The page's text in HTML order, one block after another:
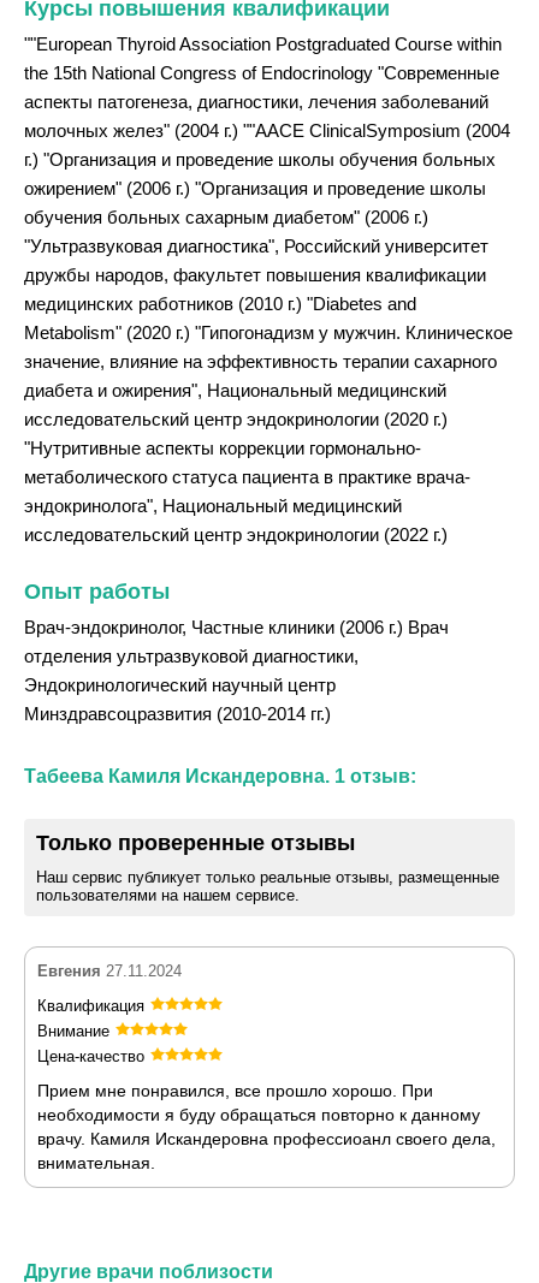
Курсы повышения квалификации
""European Thyroid Association Postgraduated Course within
the 15th National Congress of Endocrinology "Современные
аспекты патогенеза, диагностики, лечения заболеваний
молочных желез" (2004 г.) ""AACE ClinicalSymposium (2004
г.) "Организация и проведение школы обучения больных
ожирением" (2006 г.) "Организация и проведение школы
обучения больных сахарным диабетом" (2006 г.)
"Ультразвуковая диагностика", Российский университет
дружбы народов, факультет повышения квалификации
медицинских работников (2010 г.) "Diabetes and
Metabolism" (2020 г.) "Гипогонадизм у мужчин. Клиническое
значение, влияние на эффективность терапии сахарного
диабета и ожирения", Национальный медицинский
исследовательский центр эндокринологии (2020 г.)
"Нутритивные аспекты коррекции гормонально-
метаболического статуса пациента в практике врача-
эндокринолога", Национальный медицинский
исследовательский центр эндокринологии (2022 г.)
Опыт работы
Врач-эндокринолог, Частные клиники (2006 г.) Врач
отделения ультразвуковой диагностики,
Эндокринологический научный центр
Минздравсоцразвития (2010-2014 гг.)
Табеева Камиля Искандеровна. 1 отзыв:
Только проверенные отзывы
Наш сервис публикует только реальные отзывы, размещенные
пользователями на нашем сервисе.
Евгения 27.11.2024
Квалификация
Внимание
Цена-качество
Прием мне понравился, все прошло хорошо. При
необходимости я буду обращаться повторно к данному
врачу. Камиля Искандеровна профессиоанл своего дела,
внимательная.
Другие врачи поблизости